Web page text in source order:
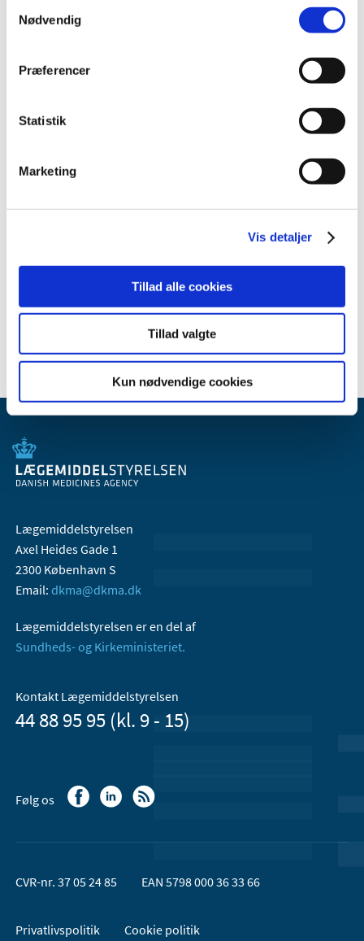
Nødvendig
Præferencer
Statistik
Marketing
Vis detaljer
Tillad alle cookies
Tillad valgte
Kun nødvendige cookies
2018 (46)
2016 (48)
2014 (44)
2012 (44)
2010 (7)
Lægemiddelstyrelsen
Axel Heides Gade 1
2300 København S
Email: dkma@dkma.dk
Lægemiddelstyrelsen er en del af
Sundheds- og Kirkeministeriet.
Kontakt Lægemiddelstyrelsen
44 88 95 95 (kl. 9 - 15)
Følg os
CVR-nr. 37 05 24 85 EAN 5798 000 36 33 66
Privatlivspolitik
Cookie politik